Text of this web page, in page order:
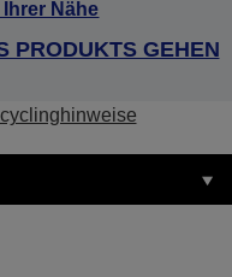
Nähe
PRODUKTS GEHEN